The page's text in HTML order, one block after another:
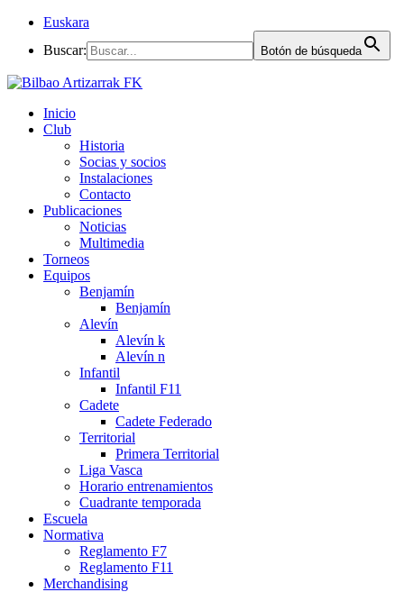
Euskara
Buscar:
Botón de búsqueda
Inicio
Club
Historia
Socias y socios
Instalaciones
Contacto
Publicaciones
Noticias
Multimedia
Torneos
Equipos
Benjamín
Benjamín
Alevín
Alevín k
Alevín n
Infantil
Infantil F11
Cadete
Cadete Federado
Territorial
Primera Territorial
Liga Vasca
Horario entrenamientos
Cuadrante temporada
Escuela
Normativa
Reglamento F7
Reglamento F11
Merchandising